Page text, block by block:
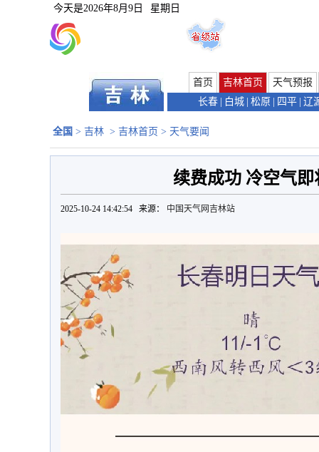
今天是2026年8月9日 星期日
首页 吉林首页
天气预报
长春
白城 松原 四平 辽
全国 > 吉林 > 吉林首页 > 天气要闻
续费成功 冷空气即
2025-10-24 14:42:54 来源： 中国天气网吉林站